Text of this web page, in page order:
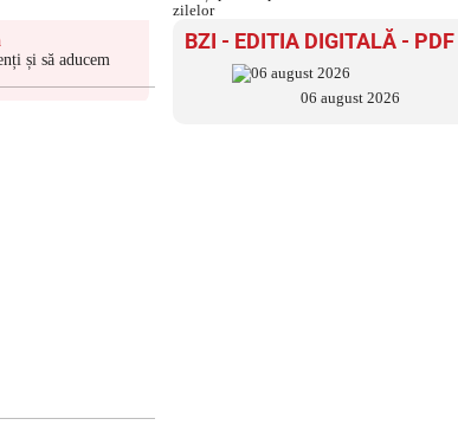
și să aducem
BZI - EDITIA DIGITALĂ - PDF
06 august 2026